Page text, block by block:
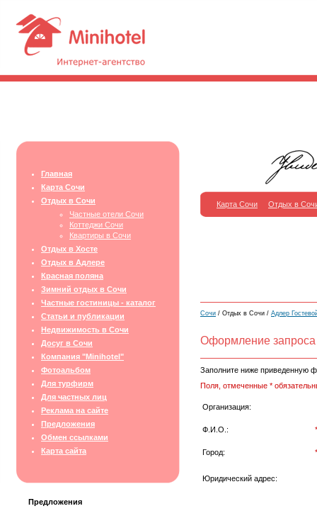
Главная
Карта Сочи
Отдых в Сочи
Частные отели Сочи
Коттеджи Сочи
Квартиры в Сочи
Отдых в Хосте
Отдых в Адлере
Красная поляна
Зимний отдых в Сочи
Частные гостиницы - каталог
Статьи и публикации
Недвижимость в Сочи
Досуг в Сочи
Компания "Minihotel"
Фотоальбом
Для турфирм
Для частных лиц
Реклама на сайте
Предложения
Обмен ссылками
Карта сайта
Предложения
Карта Сочи Отдых в
Сочи / Отдых в Сочи / Адлер
Оформление запроса
Заполните ниже приведенную
Поля, отмеченные *
Организация:
Ф.И.О.: *
Город: *
Юридический адрес: